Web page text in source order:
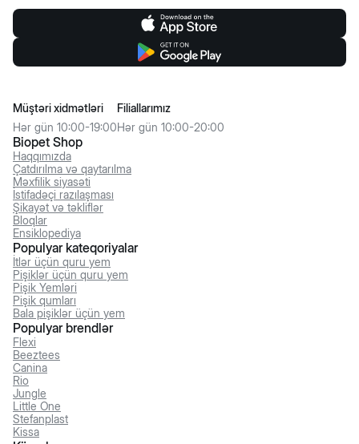
Biopet Shop
Haqqımızda
Çatdırılma və qaytarılma
Məxfilik siyasəti
İstifadəçi razılaşması
Şikayət və təkliflər
Bloqlar
Ensiklopediya
Müştəri xidmətləri
Hər gün 10:00-19:00
Filiallarımız
Hər gün 10:00-20:00
Populyar kateqoriyalar
İtlər üçün quru yem
Pişiklər üçün quru yem
Pişik Yemləri
Pişik qumları
Bala pişiklər üçün yem
Populyar brendlər
Flexi
Beeztees
Canina
Rio
Jungle
Little One
Stefanplast
Kissa